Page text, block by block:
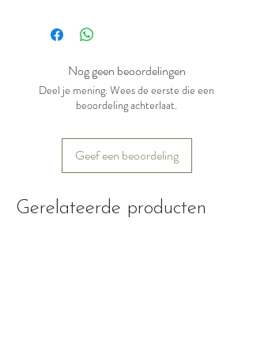
Nog geen beoordelingen
Deel je mening. Wees de eerste die een
beoordeling achterlaat.
Geef een beoordeling
Gerelateerde producten